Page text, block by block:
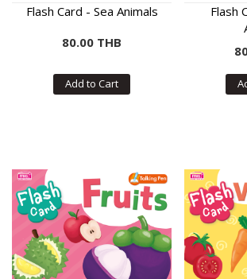
Flash Card - Sea Animals
80.00 THB
Add to Cart
Flash